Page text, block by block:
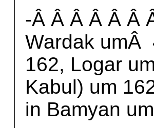
-Â Â Â Â Â Â
Wardak umÂ
162, Logar
Kabul) um
in Bamyan